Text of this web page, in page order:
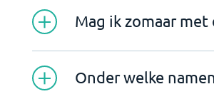
Mag ik zomaar
Onder welke